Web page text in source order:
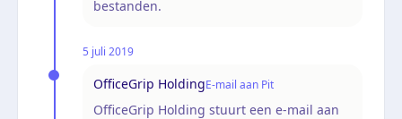
bestanden.
5 juli 2019
OfficeGrip HoldingE-mail aan Pit
OfficeGrip Holding stuurt een e-mail aan